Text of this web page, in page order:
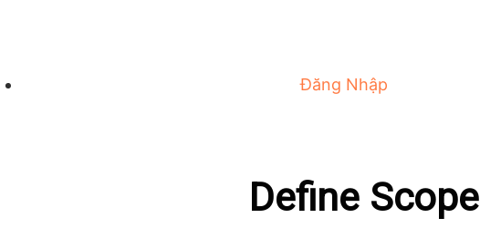
Đăng Nhập
Define Scope